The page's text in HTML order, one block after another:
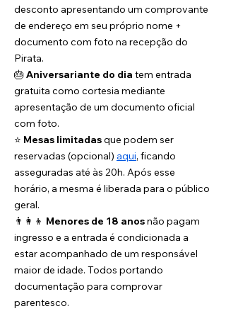
desconto apresentando um comprovante
de endereço em seu próprio nome +
documento com foto na recepção do
Pirata.
🎂 Aniversariante do dia tem entrada
gratuita como cortesia mediante
apresentação de um documento oficial
com foto.
⭐️ Mesas limitadas que podem ser
reservadas (opcional) aqui, ficando
asseguradas até às 20h. Após esse
horário, a mesma é liberada para o público
geral.
👨‍👩‍👦 Menores de 18 anos não pagam
ingresso e a entrada é condicionada a
estar acompanhado de um responsável
maior de idade. Todos portando
documentação para comprovar
parentesco.